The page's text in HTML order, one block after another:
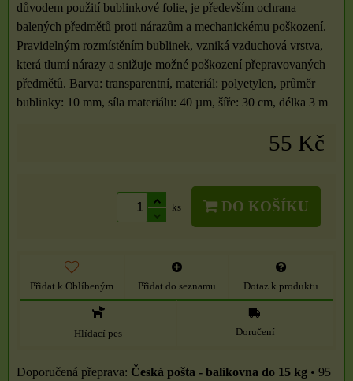
důvodem použití bublinkové folie, je především ochrana
balených předmětů proti nárazům a mechanickému poškození.
Pravidelným rozmístěním bublinek, vzniká vzduchová vrstva,
která tlumí nárazy a snižuje možné poškození přepravovaných
předmětů. Barva: transparentní, materiál: polyetylen, průměr
bublinky: 10 mm, síla materiálu: 40 µm, šíře: 30 cm, délka 3 m
55 Kč
ks DO KOŠÍKU
Přidat k Oblíbeným Přidat do seznamu Dotaz k produktu
Hlídací pes Doručení
Česká pošta - balíkovna do 15 kg • 95